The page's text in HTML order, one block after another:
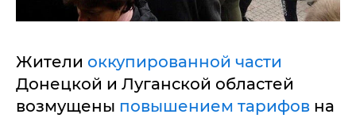
Жители оккупированной части
Донецкой и Луганской областей
возмущены повышением тарифов на